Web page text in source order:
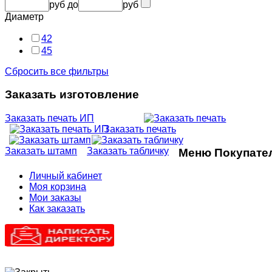
руб до
руб
Диаметр
42
45
Сбросить все фильтры
Заказать изготовление
Заказать печать ИП
Заказать печать
Заказать штамп Заказать табличку Меню
Личный кабинет
Моя корзина
Мои заказы
Как заказать